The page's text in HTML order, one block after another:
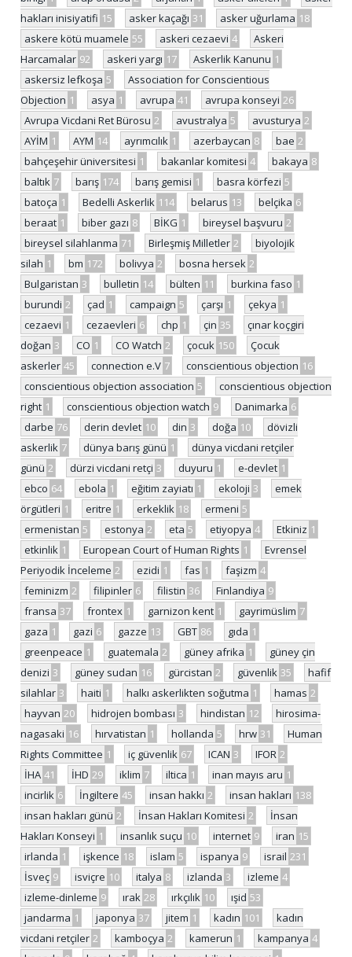
hakları inisiyatifi 15 asker kaçağı 31 asker uğurlama 18
askere kötü muamele 55 askeri cezaevi 4
Askeri
Harcamalar 92 askeri yargı 17 Askerlik Kanunu 1
askersiz lefkoşa 5
Association for Conscientious
Objection 1 asya 1 avrupa 41 avrupa konseyi 26
Avrupa Vicdani Ret Bürosu 2 avustralya 5 avusturya 2
AYİM 1 AYM 14 ayrımcılık 1 azerbaycan 8 bae 2
bahçeşehir üniversitesi 1 bakanlar komitesi 4 bakaya 8
baltık 7 barış 174 barış gemisi 1 basra körfezi 5
batoça 1 Bedelli Askerlik 114 belarus 13 belçika 6
beraat 1 biber gazı 8 BİKG 1 bireysel başvuru 2
bireysel silahlanma 71 Birleşmiş Milletler 2
biyolojik
silah 1 bm 172 bolivya 2 bosna hersek 2
Bulgaristan 3 bulletin 14 bülten 11 burkina faso 1
burundi 2 çad 1 campaign 5 çarşı 1 çekya 1
cezaevi 1 cezaevleri 6 chp 1 çin 35
çınar koçgiri
doğan 3 CO 1 CO Watch 2 çocuk 150
Çocuk
askerler 45 connection e.V 7 conscientious objection 16
conscientious objection association 5
conscientious objection
right 1 conscientious objection watch 9 Danimarka 6
darbe 76 derin devlet 10 din 3 doğa 10
dövizli
askerlik 7 dünya barış günü 1
dünya vicdani retçiler
günü 2 dürzi vicdani retçi 3 duyuru 1 e-devlet 1
ebco 64 ebola 1 eğitim zayiatı 1 ekoloji 3
emek
örgütleri 1 eritre 1 erkeklik 18 ermeni 5
ermenistan 5 estonya 2 eta 5 etiyopya 4 Etkiniz 1
etkinlik 1 European Court of Human Rights 1
Evrensel
Periyodik İnceleme 2 ezidi 1 fas 1 faşizm 4
feminizm 2 filipinler 6 filistin 36 Finlandiya 9
fransa 37 frontex 1 garnizon kent 1 gayrimüslim 7
gaza 1 gazi 6 gazze 13 GBT 86 gıda 1
greenpeace 1 guatemala 2 güney afrika 1
güney çin
denizi 3 güney sudan 16 gürcistan 2 güvenlik 35
hafif
silahlar 3 haiti 1 halkı askerlikten soğutma 1 hamas 2
hayvan 20 hidrojen bombası 3 hindistan 12
hirosima-
nagasaki 16 hırvatistan 1 hollanda 5 hrw 31
Human
Rights Committee 1 iç güvenlik 67 ICAN 3 IFOR 2
İHA 41 İHD 29 iklim 7 iltica 1 inan mayıs aru 1
incirlik 6 İngiltere 45 insan hakkı 2 insan hakları 138
insan hakları günü 2 İnsan Hakları Komitesi 2
İnsan
Hakları Konseyi 1 insanlık suçu 10 internet 9 iran 15
irlanda 1 işkence 18 islam 5 ispanya 9 israil 231
İsveç 9 isviçre 10 italya 8 izlanda 3 izleme 4
izleme-dinleme 9 ırak 28 ırkçılık 10 ışid 53
jandarma 1 japonya 37 jitem 1 kadın 101
kadın
vicdani retçiler 2 kamboçya 2 kamerun 1 kampanya 4